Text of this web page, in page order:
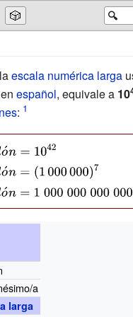
🔍
🎲
escala numérica larga
español, equivale a 10
:
un\
un\ septill{\acute
a
larga